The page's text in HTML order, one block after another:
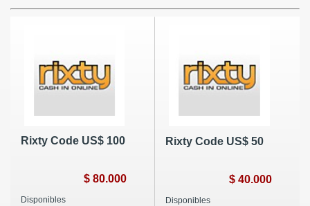
Rixty Code US$ 100
$ 80.000
Disponibles
Rixty Code US$ 50
$ 40.000
Disponibles